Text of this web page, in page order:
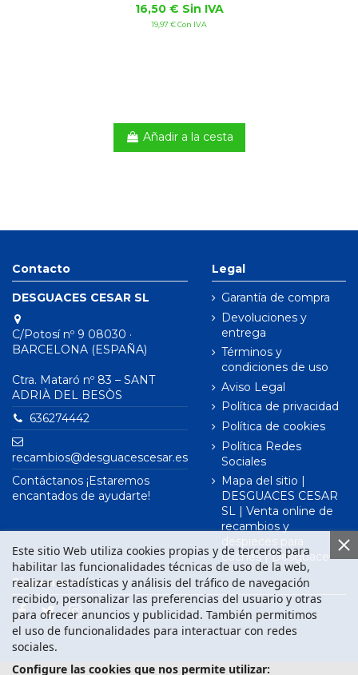
16,50 € Sin IVA
19,97 € Con IVA
Añadir a la cesta
Contacto
DESGUACES CESAR SL
C/Potosí nº 9 08030 ·
BARCELONA (ESPAÑA)
Ctra. Mataró nº 83 – SANT
ADRIÀ DEL BESÒS
636274442
recambios@desguacescesar.es
Contáctanos ¡Estaremos
encantados de ayudarte!
Legal
Garantía de compra
Devoluciones y
entrega
Términos y
condiciones de uso
Aviso Legal
Política de privacidad
Política de cookies
Política Redes
Sociales
Mapa del sitio |
DESGUACES CESAR
SL | Venta online de
recambios y
despieces para
coches | Desguace
Este sitio Web utiliza cookies propias y de terceros para
habilitar las funcionalidades técnicas de uso de la web,
realizar estadísticas y análisis del tráfico de navegación
recibido, personalizar las preferencias del usuario y otras
para ofrecer anuncios y publicidad. También permitimos
el uso de funcionalidades para interactuar con redes
sociales.
Configure las cookies que nos permite utilizar:
Síguenos en